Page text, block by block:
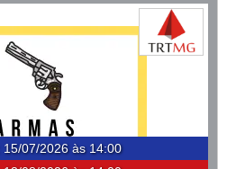
15/07/2026 às 14:00